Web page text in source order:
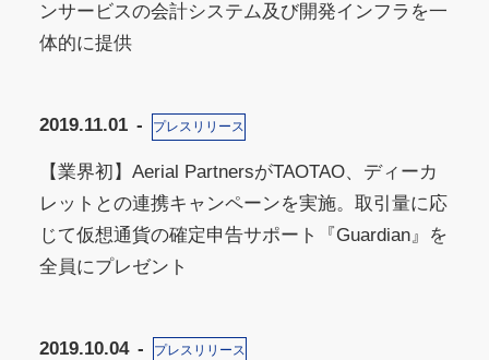
ンサービスの会計システム及び開発インフラを一
体的に提供
2019.11.01 プレスリリース
【業界初】Aerial PartnersがTAOTAO、ディーカ
レットとの連携キャンペーンを実施。取引量に応
じて仮想通貨の確定申告サポート『Guardian』を
全員にプレゼント
2019.10.04 プレスリリース